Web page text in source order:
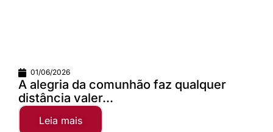
01/06/2026
A alegria da comunhão faz qualquer
distância valer...
Leia mais